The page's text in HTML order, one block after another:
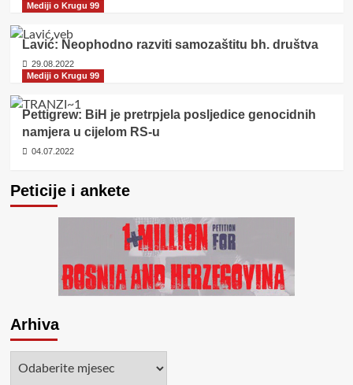
Mediji o Krugu 99
Lavić: Neophodno razviti samozaštitu bh. društva
29.08.2022
Mediji o Krugu 99
Pettigrew: BiH je pretrpjela posljedice genocidnih
namjera u cijelom RS-u
04.07.2022
Peticije i ankete
Arhiva